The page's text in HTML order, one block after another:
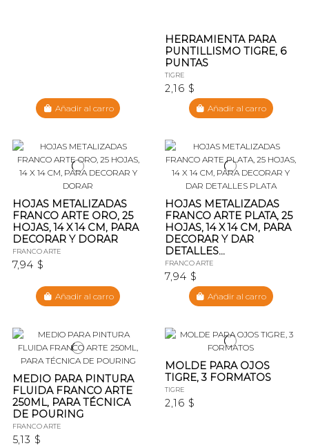
Añadir al carro
HERRAMIENTA PARA
PUNTILLISMO TIGRE, 6
PUNTAS
TIGRE
2,16 $
Añadir al carro
HOJAS METALIZADAS
FRANCO ARTE ORO, 25
HOJAS, 14 X 14 CM, PARA
DECORAR Y DORAR
FRANCO ARTE
7,94 $
Añadir al carro
HOJAS METALIZADAS
FRANCO ARTE PLATA, 25
HOJAS, 14 X 14 CM, PARA
DECORAR Y DAR
DETALLES...
FRANCO ARTE
7,94 $
Añadir al carro
MEDIO PARA PINTURA
FLUIDA FRANCO ARTE
250ML, PARA TÉCNICA
DE POURING
FRANCO ARTE
5,13 $
MOLDE PARA OJOS
TIGRE, 3 FORMATOS
TIGRE
2,16 $